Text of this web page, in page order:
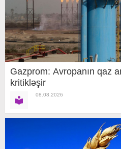
Gazprom: Avropanın qaz
kritikləşir
08.08.2026